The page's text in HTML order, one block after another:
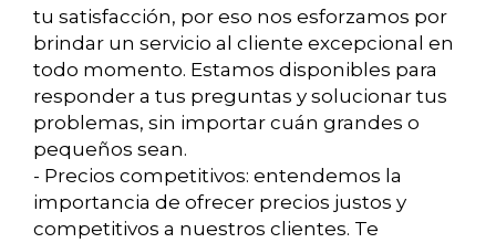
tu satisfacción, por eso nos esforzamos por
brindar un servicio al cliente excepcional en
todo momento. Estamos disponibles para
responder a tus preguntas y solucionar tus
problemas, sin importar cuán grandes o
pequeños sean.
- Precios competitivos: entendemos la
importancia de ofrecer precios justos y
competitivos a nuestros clientes. Te